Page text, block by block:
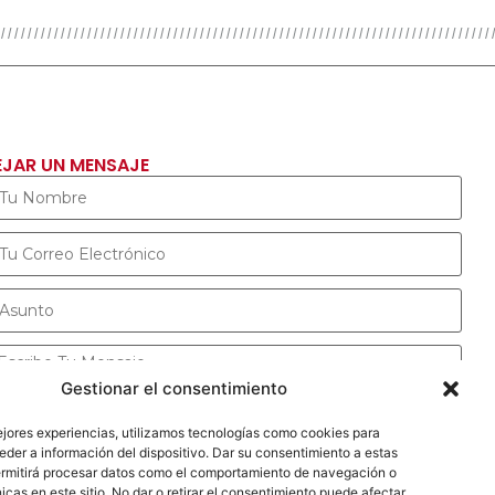
Gestionar el consentimiento
experiencias, utilizamos tecnologías como cookies para
a información del dispositivo. Dar su consentimiento a estas
procesar datos como el comportamiento de navegación o
UN MENSAJE
ENVIAR MENSAJE